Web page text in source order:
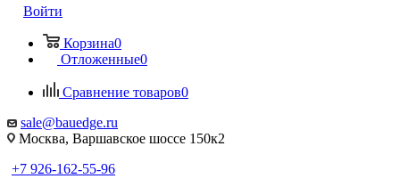
Войти
Корзина0
Отложенные0
Сравнение товаров0
sale@bauedge.ru
Москва, Варшавское шоссе 150к2
+7 926-162-55-96